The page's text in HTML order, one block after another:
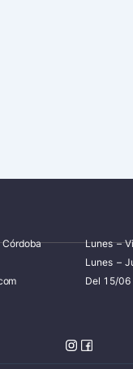
Lunes –
Lunes –
Del 15/